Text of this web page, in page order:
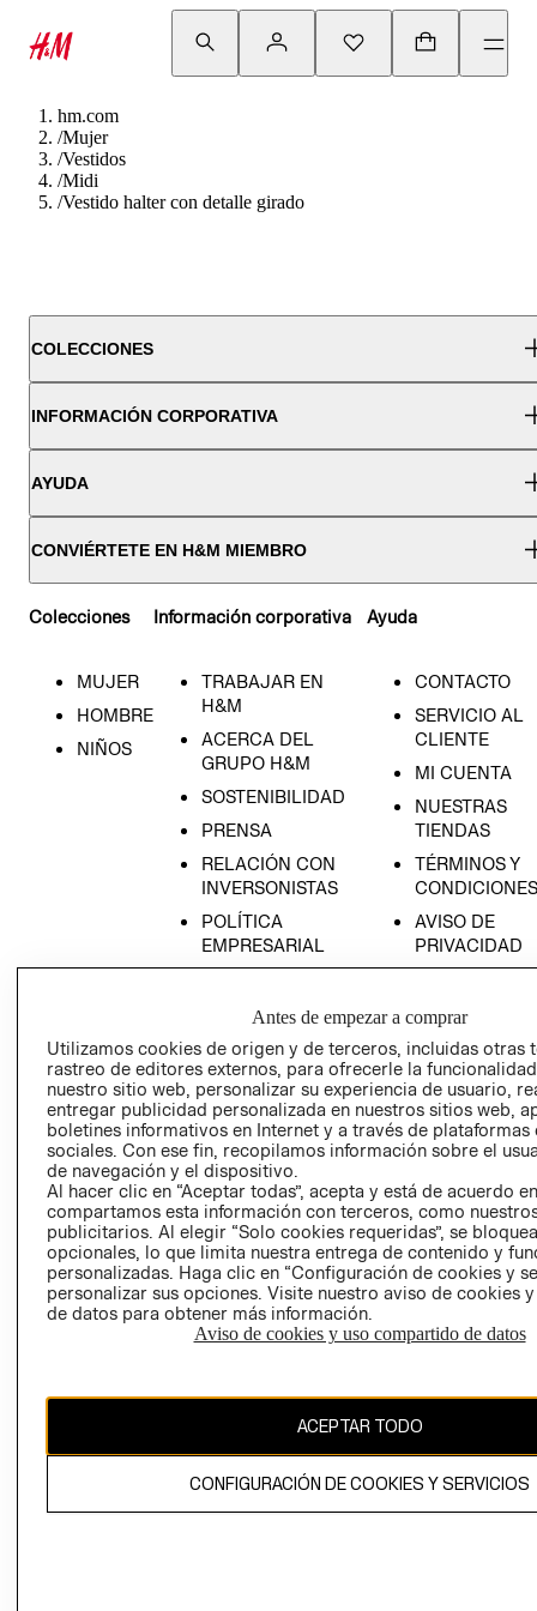
hm.com
/Mujer
/Vestidos
/Midi
/Vestido halter con detalle girado
COLECCIONES
INFORMACIÓN CORPORATIVA
AYUDA
CONVIÉRTETE EN H&M MIEMBRO
Colecciones
MUJER
HOMBRE
NIÑOS
Información corporativa
TRABAJAR EN
H&M
ACERCA DEL
GRUPO H&M
SOSTENIBILIDAD
PRENSA
RELACIÓN CON
INVERSONISTAS
POLÍTICA
EMPRESARIAL
Ayuda
CONTACTO
SERVICIO AL
CLIENTE
MI CUENTA
NUESTRAS
TIENDAS
TÉRMINOS Y
CONDICIONES
AVISO DE
PRIVACIDAD
AVISO DE
LIBRO DE
Ecuador ($)
CAMBIAR REGIÓN
propiedad de H&M Hennes & Mauritz AB.
Antes de empezar a comprar
Utilizamos cookies de origen y de terceros, incluidas otras
rastreo de editores externos, para ofrecerle la
nuestro sitio web, personalizar su experiencia de usuario,
entregar publicidad personalizada en nuestros sitios web,
boletines informativos en Internet y a través de plataformas
sociales. Con ese fin, recopilamos información sobre el
de navegación y el dispositivo.
Al hacer clic en “Aceptar todas”, acepta y está de acuerdo
compartamos esta información con terceros, como
publicitarios. Al elegir “Solo cookies requeridas”, se
opcionales, lo que limita nuestra entrega de contenido y
personalizadas. Haga clic en “Configuración de cookies y
personalizar sus opciones. Visite nuestro aviso de cookies
de datos para obtener más información.
Aviso de cookies y uso compartido de datos
ACEPTAR TODO
CONFIGURACIÓN DE COOKIES Y SERVICIOS